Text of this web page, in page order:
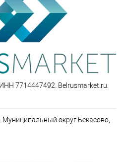
7714447492. Belrusmarket.ru.
Муниципальный округ Бекасово,